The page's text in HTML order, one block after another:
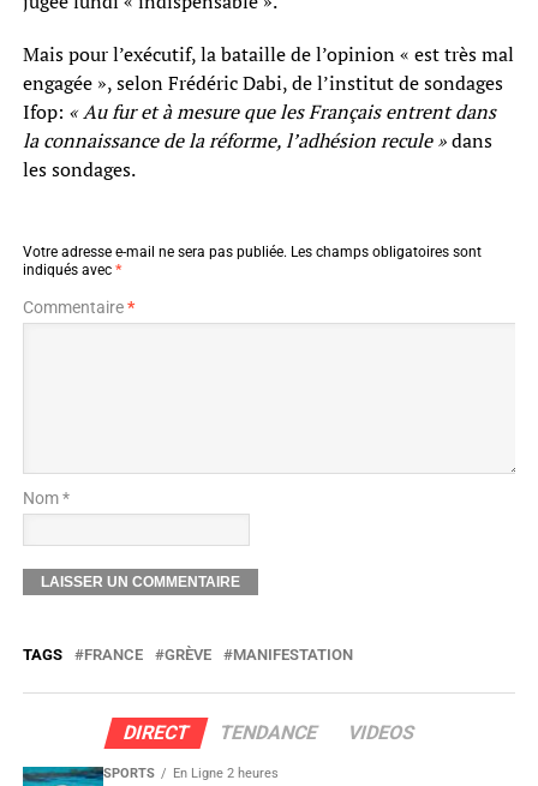
Mais pour l’exécutif, la bataille de l’opinion « est très mal
engagée », selon Frédéric Dabi, de l’institut de sondages
Ifop: « Au fur et à mesure que les Français entrent dans
la connaissance de la réforme, l’adhésion recule »dans
les sondages.
Votre adresse e-mail ne sera pas publiée. Les champs obligatoires sont
indiqués avec *
Commentaire*
Nom *
TAGS FRANCE GRÈVE MANIFESTATION
DIRECT TENDANCE VIDEOS
SPORTS En Ligne 2 heures